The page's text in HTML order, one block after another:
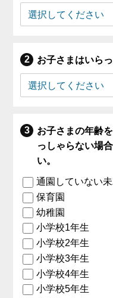
お子さまはいら
お子さまの年齢
っしゃらない場
い。
通園していない
保育園
幼稚園
小学校1年生
小学校2年生
小学校3年生
小学校4年生
小学校5年生